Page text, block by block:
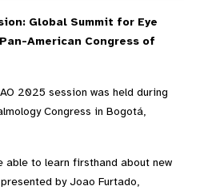
Global Summit for Eye
American Congress of
2025 session was held during
Congress in Bogotá,
able to learn firsthand about new
by Joao Furtado,